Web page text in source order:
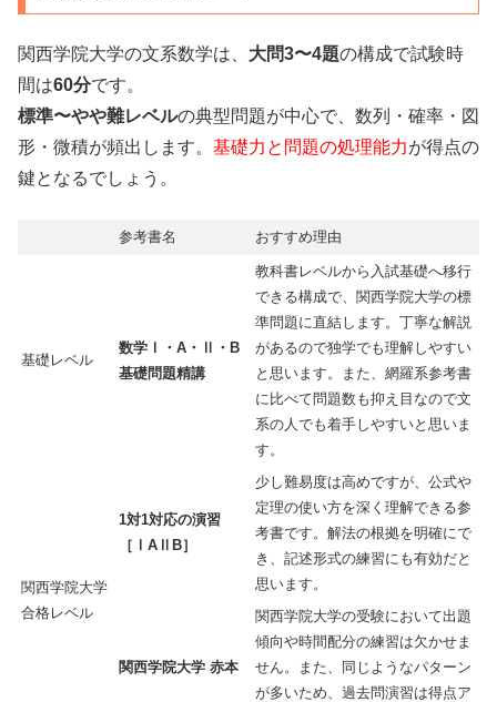
関西学院大学の文系数学は、 大問3〜4題の構成で試験時
間は60分です。
標準〜やや難レベルの典型問題が中心で、数列・確率・図
形・微積が頻出します。 基礎力と問題の処理能力が得点の
鍵となるでしょう。
参考書名 おすすめ理由
基礎レベル
数学Ⅰ・A・Ⅱ・B
基礎問題精講
教科書レベルから入試基礎へ移行
できる構成で、関西学院大学の標
準問題に直結します。丁寧な解説
があるので独学でも理解しやすい
と思います。また、網羅系参考書
に比べて問題数も抑え目なので文
系の人でも着手しやすいと思いま
す。
関西学院大学
合格レベル
1対1対応の演習
［ⅠAⅡB］
少し難易度は高めですが、公式や
定理の使い方を深く理解できる参
考書です。解法の根拠を明確にで
き、記述形式の練習にも有効だと
思います。
関西学院大学 赤本
関西学院大学の受験において出題
傾向や時間配分の練習は欠かせま
せん。また、同じようなパターン
が多いため、過去問演習は得点ア